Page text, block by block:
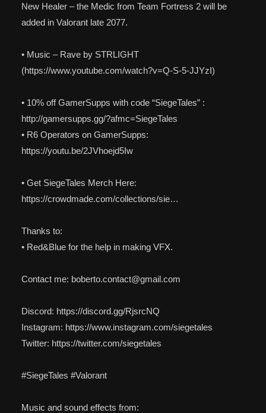
New Healer – the Medic from Team Fortress 2 will be
added in Valorant late 2077.
• Music – Rave by STRLIGHT
(https://www.youtube.com/watch?v=Q-S-5-JJYzI)
• 10% off GamerSupps with code “SiegeTales” :
http://gamersupps.gg/?afmc=SiegeTales
• R6 Operators on GamerSupps:
https://youtu.be/2JVhoejd5Iw
• Get SiegeTales Merch Here:
https://crowdmade.com/collections/sie…
Thanks to:
• Red&Blue for the help in making VFX.
Contact me: boberto.contact@gmail.com
Discord: https://discord.gg/RjsrcNQ
Instagram: https://www.instagram.com/siegetales
Twitter: https://twitter.com/siegetales
#SiegeTales #Valorant
Music and sound effects from: